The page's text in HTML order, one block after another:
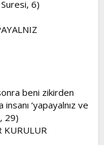
Suresi, 6)
beni zikirden
‘yapayalnız ve
29)
KURULUR